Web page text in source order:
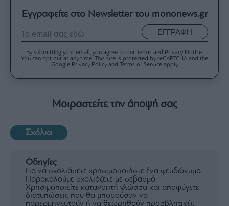
Εγγραφείτε στο Newsletter του mononews.gr
ΕΓΓΡΑΦΗ
By submitting your email, you agree to our Terms and Privacy Notice.
You can opt out at any time. This site is protected by reCAPTCHA and the
Google Privacy Policy and Terms of Service apply.
Μοιραστείτε την άποψή σας
Σχόλια
Οδηγίες
Για να σχολιάσετε χρησιμοποιήστε ένα ψευδώνυμο.
Παρακαλούμε σχολιάζετε με σεβασμό.
Χρησιμοποιείτε κατανοητή γλώσσα και αποφύγετε
διατυπώσεις που θα μπορούσαν να
παρερμηνευτούν ή να θεωρηθούν προσβλητικές.